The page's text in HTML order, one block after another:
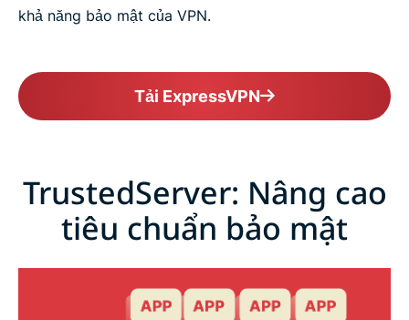
khả năng bảo mật của VPN.
Tải ExpressVPN
TrustedServer: Nâng cao
tiêu chuẩn bảo mật